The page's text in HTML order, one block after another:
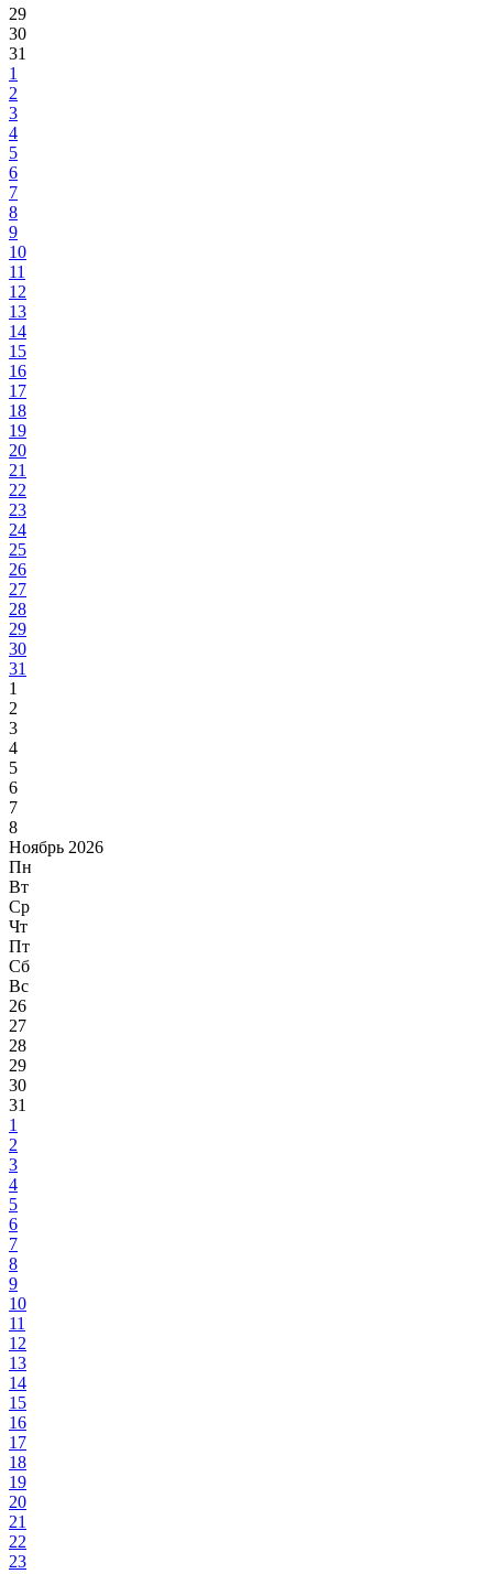
29
30
31
1
2
3
4
5
6
7
8
9
10
11
12
13
14
15
16
17
18
19
20
21
22
23
24
25
26
27
28
29
30
31
1
2
3
4
5
6
7
8
Ноябрь 2026
Пн
Вт
Ср
Чт
Пт
Сб
Вс
26
27
28
29
30
31
1
2
3
4
5
6
7
8
9
10
11
12
13
14
15
16
17
18
19
20
21
22
23